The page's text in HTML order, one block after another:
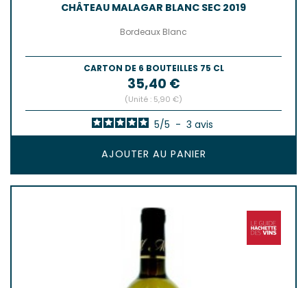
CHÂTEAU MALAGAR BLANC SEC 2019
Bordeaux Blanc
CARTON DE 6 BOUTEILLES 75 CL
Prix
35,40 €
(Unité : 5,90 €)
5/5 - 3 avis
AJOUTER AU PANIER